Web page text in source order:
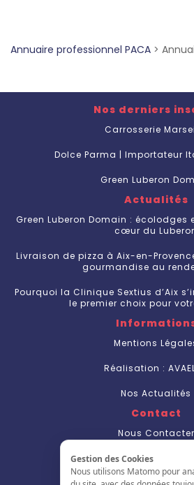
Gestion des Cookies
Nous utilisons Matomo pour
Annuaire professionnel PACA >
Nos derniers
Carrosserie
Dolce Parma | Importateur
Green Luberon
Actualités
Green Luberon Domain :
cœur du
Livraison de pizza à Aix-en-
gourmandise au
Pourquoi la Clinique Sextius d’Aix
le premier choix pour
Mentions
Réalisation :
Nos Actualités
Contact
Nous Contacter
S'inscrire